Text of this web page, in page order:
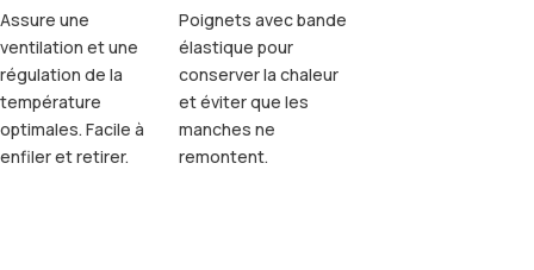
Assure une
ventilation et une
régulation de la
température
optimales. Facile à
enfiler et retirer.
Poignets avec bande
élastique pour
conserver la chaleur
et éviter que les
manches ne
remontent.